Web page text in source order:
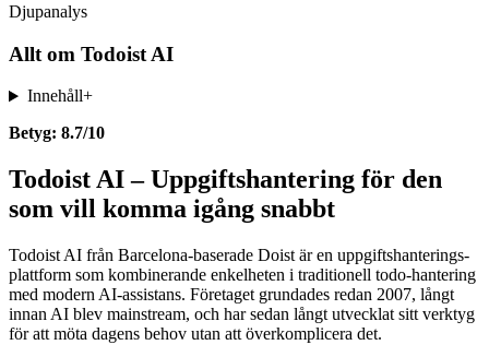
Djupanalys
Allt om Todoist AI
Innehåll+
Betyg: 8.7/10
Todoist AI – Uppgiftshantering för den
som vill komma igång snabbt
Todoist AI från Barcelona-baserade Doist är en uppgiftshanterings­
plattform som kombinerande enkelheten i traditionell todo-hantering
med modern AI-assistans. Företaget grundades redan 2007, långt
innan AI blev mainstream, och har sedan långt utvecklat sitt verktyg
för att möta dagens behov utan att överkomplicera det.